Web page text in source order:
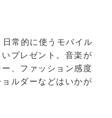
常的に使うモバイル
プレゼント。音楽が
、ファッション感度
ルダーなどはいかが